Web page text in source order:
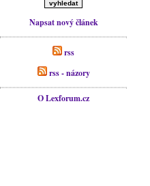
Napsat nový článek
rss
rss - názory
O Lexforum.cz